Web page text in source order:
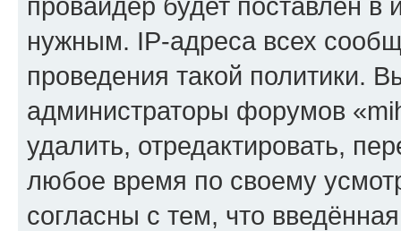
нужным. IP-адреса всех
проведения такой политики.
администраторы форумов
удалить, отредактировать,
любое время по своему
согласны с тем, что